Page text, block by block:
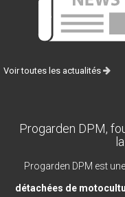
Voir toutes les actualités
Progarden DPM,
Progarden DPM est
détachées de